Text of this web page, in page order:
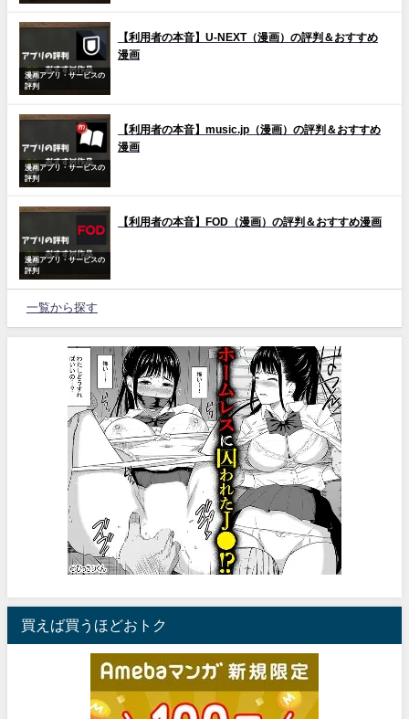
漫画アプリ・サービスの
評判
【利用者の本音】U-NEXT（漫画）の評判＆おすすめ
漫画
漫画アプリ・サービスの
評判
【利用者の本音】music.jp（漫画）の評判＆おすすめ
漫画
漫画アプリ・サービスの
評判
【利用者の本音】FOD（漫画）の評判＆おすすめ漫画
一覧から探す
買えば買うほどおトク